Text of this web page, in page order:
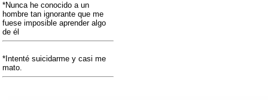
*Nunca he conocido a un
hombre tan ignorante que me
fuese imposible aprender algo
de él
*Intenté suicidarme y casi me
mato.